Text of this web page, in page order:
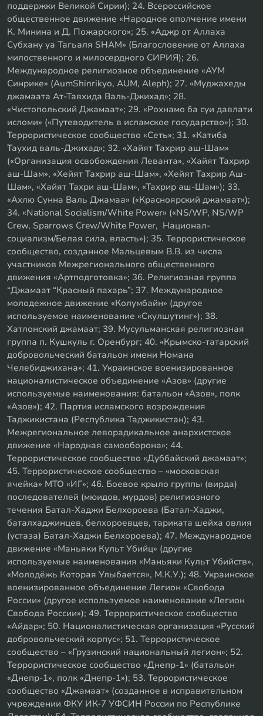
поддержки Великой Сирии); 24. Всероссийское
общественное движение «Народное ополчение имени
К. Минина и Д. Пожарского»; 25. «Аджр от Аллаха
Субхану уа Тагьаля SHAM» (Благословение от Аллаха
милоственного и милосердного СИРИЯ); 26.
Международное религиозное объединение «АУМ
Синрике» (AumShinrikyo, AUM, Aleph); 27. «Муджахеды
джамаата Ат-Тавхида Валь-Джихад»; 28.
«Чистопольский Джамаат»; 29. «Рохнамо ба суи давлати
исломи» («Путеводитель в исламское государство»); 30.
Террористическое сообщество «Сеть»; 31. «Катиба
Таухид валь-Джихад»; 32. «Хайят Тахрир аш-Шам»
(«Организация освобождения Леванта», «Хайят Тахрир
аш-Шам», «Хейят Тахрир аш-Шам», «Хейят Тахрир Аш-
Шам», «Хайят Тахри аш-Шам», «Тахрир аш-Шам»); 33.
«Ахлю Сунна Валь Джамаа» («Красноярский джамаат»);
34. «National Socialism/White Power» («NS/WP, NS/WP
Crew, Sparrows Crew/White Power, Национал-
социализм/Белая сила, власть»); 35. Террористическое
сообщество, созданное Мальцевым В.В. из числа
участников Межрегионального общественного
движения «Артподготовка»; 36. Религиозная группа
“Джамаат “Красный пахарь”; 37. Международное
молодежное движение «Колумбайн» (другое
используемое наименование «Скулшутинг»); 38.
Хатлонский джамаат; 39. Мусульманская религиозная
группа п. Кушкуль г. Оренбург; 40. «Крымско-татарский
добровольческий батальон имени Номана
Челебиджихана»; 41. Украинское военизированное
националистическое объединение «Азов» (другие
используемые наименования: батальон «Азов», полк
«Азов»); 42. Партия исламского возрождения
Таджикистана (Республика Таджикистан); 43.
Межрегиональное леворадикальное анархистское
движение «Народная самооборона»; 44.
Террористическое сообщество «Дуббайский джамаат»;
45. Террористическое сообщество – «московская
ячейка» МТО «ИГ»; 46. Боевое крыло группы (вирда)
последователей (мюидов, мурдов) религиозного
течения Батал-Хаджи Белхороева (Батал-Хаджи,
баталхаджинцев, белхороевцев, тариката шейха овлия
(устаза) Батал-Хаджи Белхороева); 47. Международное
движение «Маньяки Культ Убийц» (другие
используемые наименования «Маньяки Культ Убийств»,
«Молодёжь Которая Улыбается», М.К.У.); 48. Украинское
военизированное объединение Легион «Свобода
России» (другое используемое наименование «Легион
Свобода России»); 49. Террористическое сообщество
«Айдар»; 50. Националистическая организация «Русский
добровольческий корпус»; 51. Террористическое
сообщество – «Грузинский национальный легион»; 52.
Террористическое сообщество «Днепр-1» (батальон
«Днепр-1», полк «Днепр-1»); 53. Террористическое
сообщество «Джамаат» (созданное в исправительном
учреждении ФКУ ИК-7 УФСИН России по Республике